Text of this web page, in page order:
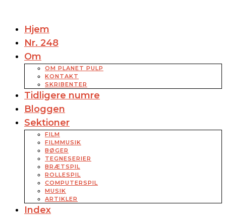
Hjem
Nr. 248
Om
OM PLANET PULP
KONTAKT
SKRIBENTER
Tidligere numre
Bloggen
Sektioner
FILM
FILMMUSIK
BØGER
TEGNESERIER
BRÆTSPIL
ROLLESPIL
COMPUTERSPIL
MUSIK
ARTIKLER
Index